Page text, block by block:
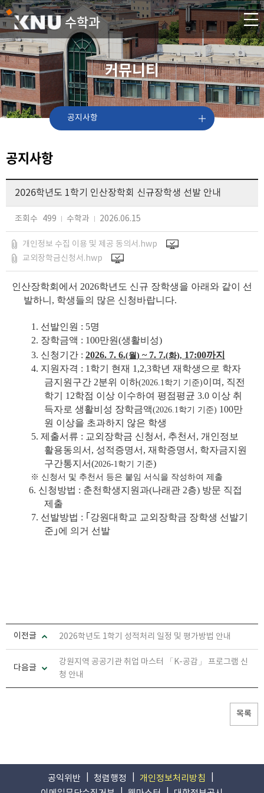
수학과
커뮤니티
공지사항
공지사항
2026학년도 1학기 인산장학회 신규장학생 선발 안내
조회수 499 수학과 2026.06.15
개인정보 수집 이용 및 제공 동의서.hwp
교외장학금신청서.hwp
인산장학회에서 2026학년도 신규 장학생을 아래와 같이 선
발하니 , 학생들의 많은 신청바랍니다.
1. 선발인원 : 5명
2. 장학금액 : 100만원(생활비성)
3. 신청기간 : 2026. 7. 6.(월 ) ~ 7. 7.(화), 17:00까지
4. 지원자격 : 1 학기 현재 1,2,3학년 재학생으로 학자
금지원구간 2분위 이하(2026.1학기 기준)이며 , 직전
학기 12학점 이상 이수하여 평점평균 3.0 이상 취
득자로 생활비성 장학금액(2026.1학기 기준) 100만
원 이상을 초과하지 않은 학생
5. 제출서류 : 교외장학금 신청서 , 추천서 , 개인정보
활용동의서 , 성적증명서 , 재학증명서 , 학자금지원
구간통지서(2026-1학기 기준)
※ 신청서 및 추천서 등은 붙임 서식을 작성하여 제출
6. 신청방법 : 춘천학생지원과(나래관 2층) 방문 직접
제출
7. 선발방법 : ｢ 강원대학교 교외장학금 장학생 선발기
준 ｣에 의거 선발
이전글 2026학년도 1학기 성적처리 일정 및 평가방법 안내
다음글
강원지역 공공기관 취업 마스터 「K-공감」 프로그램 신
청 안내
목록
공익위반 청렴행정
개인정보처리방침